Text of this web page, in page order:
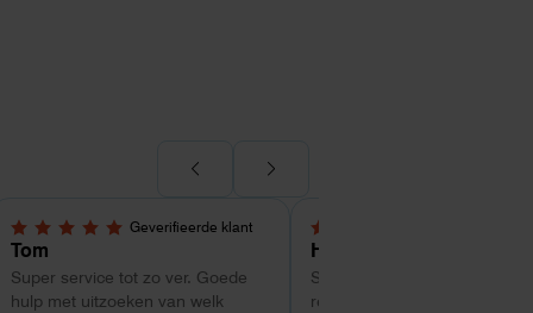
Geverifieerde klant
5,0 van 5 sterren
Tom
Super service tot zo ver. Goede
hulp met uitzoeken van welk
4 van 5 sterren
Hans Kollenbrander
Snelle levering en goede
respons bij installatie.